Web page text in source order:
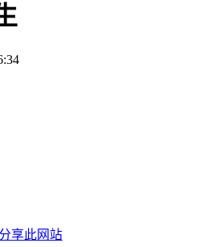
享此网站